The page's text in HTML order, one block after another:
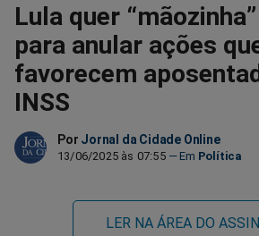
no
Facebook
no
Whatsapp
no
Twitter
no
Lula quer
para anular ações
favorecem
INSS
Por Jornal da Cidade Online
13/06/2025 às 07:55 Política
LER NA ÁREA DO